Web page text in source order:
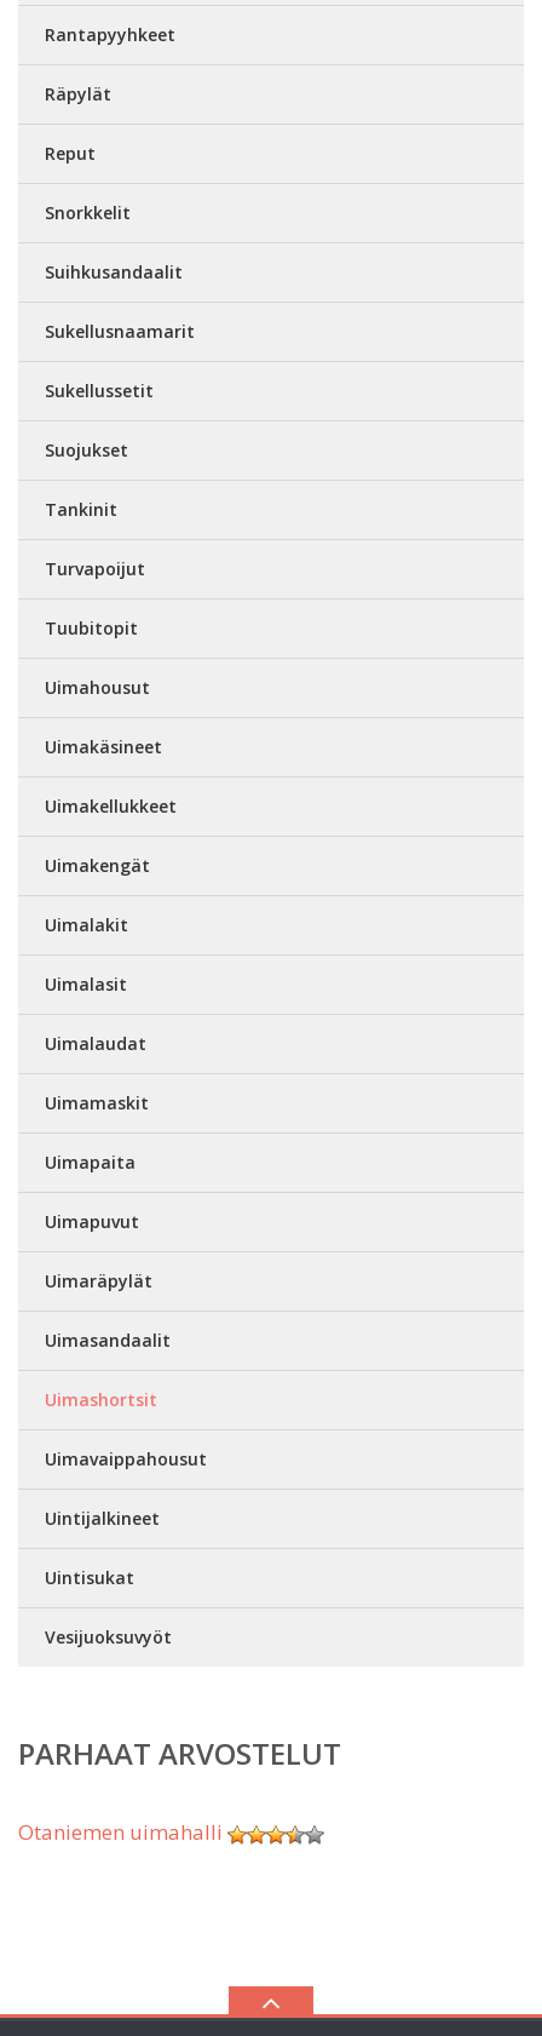
Rantapyyhkeet
Räpylät
Reput
Snorkkelit
Suihkusandaalit
Sukellusnaamarit
Sukellussetit
Suojukset
Tankinit
Turvapoijut
Tuubitopit
Uimahousut
Uimakäsineet
Uimakellukkeet
Uimakengät
Uimalakit
Uimalasit
Uimalaudat
Uimamaskit
Uimapaita
Uimapuvut
Uimaräpylät
Uimasandaalit
Uimashortsit
Uimavaippahousut
Uintijalkineet
Uintisukat
Vesijuoksuvyöt
PARHAAT ARVOSTELUT
Otaniemen uimahalli